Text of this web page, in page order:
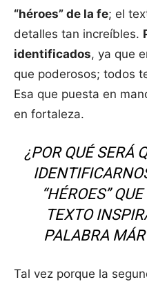
“héroes” de la fe; el
detalles tan increíbles.
identificados, ya que
que poderosos; todos
Esa que puesta en
en fortaleza.
¿POR QUÉ SERÁ
“HÉROES”
TEXTO
PALABRA
Tal vez porque la